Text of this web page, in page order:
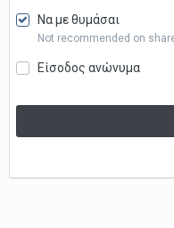
Να με θυμάσαι
Not recommended on
Είσοδος ανώνυμα